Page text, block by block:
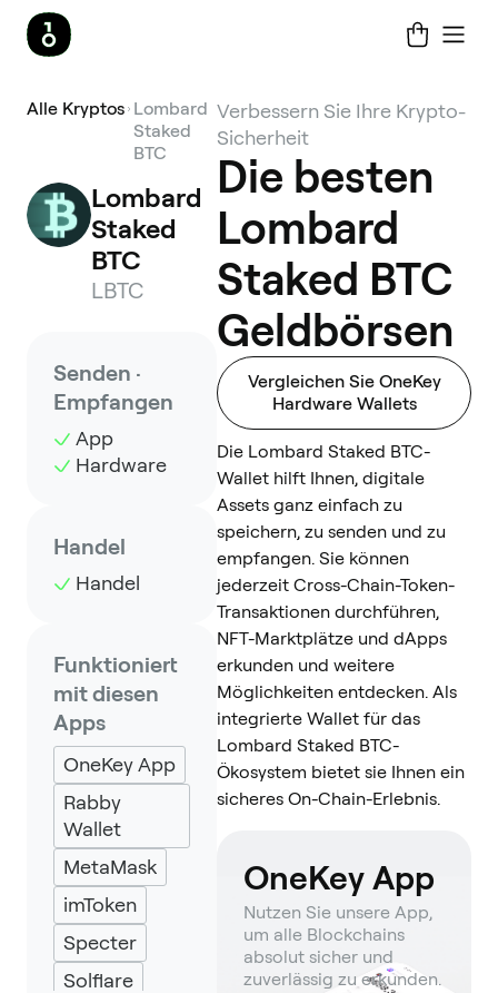
Alle Kryptos Lombard
Staked
BTC
Lombard
Staked
BTC
LBTC
Senden ·
Empfangen
App
Hardware
Handel
Handel
Funktioniert
mit diesen
Apps
OneKey App
Rabby
Wallet
MetaMask
imToken
Specter
Solflare
Verbessern Sie Ihre Krypto-
Sicherheit
Die besten
Lombard
Staked BTC
Geldbörsen
Vergleichen Sie OneKey
Hardware Wallets
Die Lombard Staked BTC-
Wallet hilft Ihnen, digitale
Assets ganz einfach zu
speichern, zu senden und zu
empfangen. Sie können
jederzeit Cross-Chain-Token-
Transaktionen durchführen,
NFT-Marktplätze und dApps
erkunden und weitere
Möglichkeiten entdecken. Als
integrierte Wallet für das
Lombard Staked BTC-
Ökosystem bietet sie Ihnen ein
sicheres On-Chain-Erlebnis.
OneKey App
Nutzen Sie unsere App,
um alle Blockchains
absolut sicher und
zuverlässig zu erkunden.